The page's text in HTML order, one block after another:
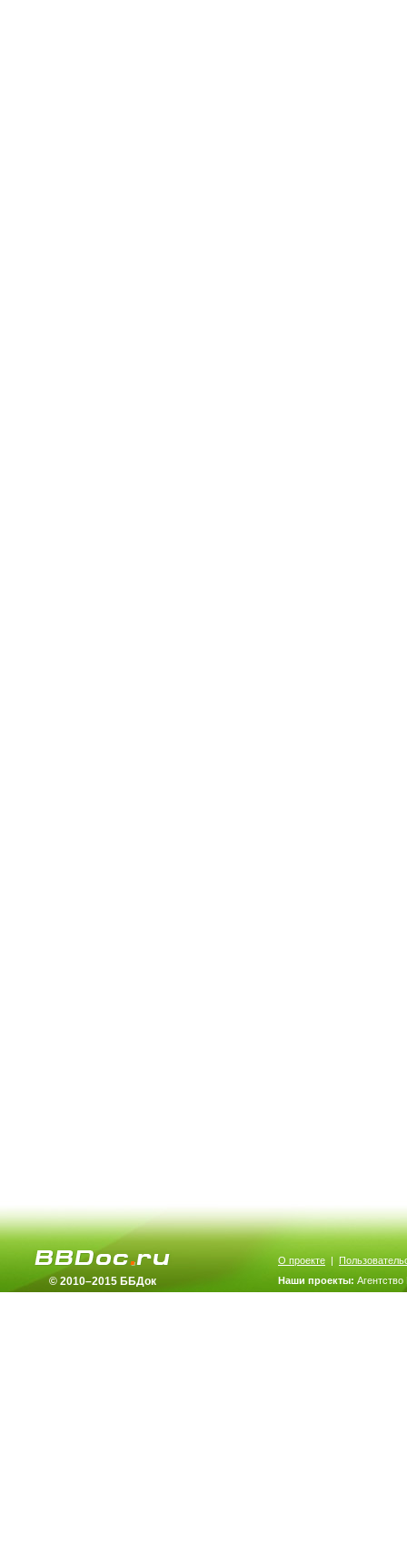
© 2010–2015 ББДок
О проекте |
Наши проекты: